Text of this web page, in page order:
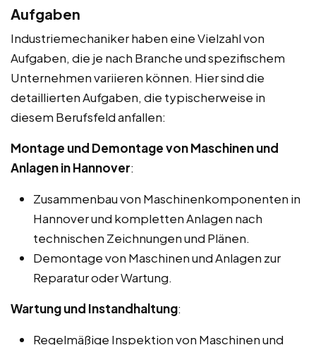
Aufgaben
Industriemechaniker haben eine Vielzahl von
Aufgaben, die je nach Branche und spezifischem
Unternehmen variieren können. Hier sind die
detaillierten Aufgaben, die typischerweise in
diesem Berufsfeld anfallen:
Montage und Demontage von Maschinen und
Anlagen in Hannover:
Zusammenbau von Maschinenkomponenten in
Hannover und kompletten Anlagen nach
technischen Zeichnungen und Plänen.
Demontage von Maschinen und Anlagen zur
Reparatur oder Wartung.
Wartung und Instandhaltung:
Regelmäßige Inspektion von Maschinen und